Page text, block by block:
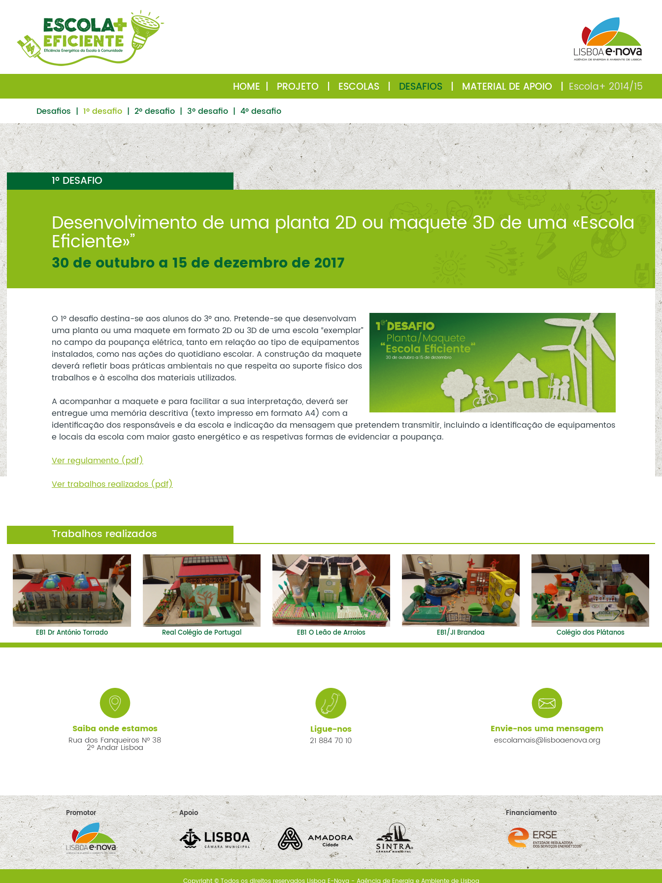
HOME | PROJETO | ESCOLAS | DESAFIOS | MATERIAL DE APOIO | Escola+ 2014/15
Desafios | 1º desafio | 2º desafio | 3º desafio | 4º desafio
1º DESAFIO
Desenvolvimento de uma planta 2D ou maquete 3D de uma «Escola
Eficiente»”
30 de outubro a 15 de dezembro de 2017
O 1º desafio destina-se aos alunos do 3º ano. Pretende-se que desenvolvam
uma planta ou uma maquete em formato 2D ou 3D de uma escola “exemplar”
no campo da poupança elétrica, tanto em relação ao tipo de equipamentos
instalados, como nas ações do quotidiano escolar. A construção da maquete
deverá refletir boas práticas ambientais no que respeita ao suporte físico dos
trabalhos e à escolha dos materiais utilizados.
A acompanhar a maquete e para facilitar a sua interpretação, deverá ser
entregue uma memória descritiva (texto impresso em formato A4) com a
identificação dos responsáveis e da escola e indicação da mensagem que pretendem transmitir, incluindo a identificação de equipamentos
e locais da escola com maior gasto energético e as respetivas formas de evidenciar a poupança.
Ver regulamento (pdf)
Ver trabalhos realizados (pdf)
Trabalhos realizados
EB1 Dr António Torrado Real Colégio de Portugal EB1 O Leão de Arroios EB1/JI Brandoa Colégio dos Plátanos
Saiba onde estamos
Rua dos Fanqueiros Nº 38
2º Andar Lisboa
Ligue-nos
21 884 70 10
Envie-nos uma mensagem
escolamais@lisboaenova.org
Promotor Apoio Financiamento